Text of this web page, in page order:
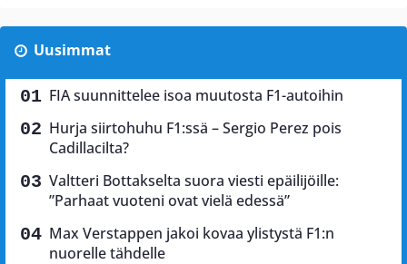
Uusimmat
FIA suunnittelee isoa muutosta F1-autoihin
Hurja siirtohuhu F1:ssä – Sergio Perez pois
Cadillacilta?
Valtteri Bottakselta suora viesti epäilijöille:
”Parhaat vuoteni ovat vielä edessä”
Max Verstappen jakoi kovaa ylistystä F1:n
nuorelle tähdelle